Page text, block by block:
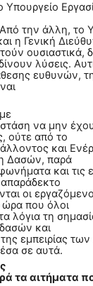
Υπουργείο
την άλλη, το
η Γενική
ουσιαστικά,
λύσεις.
ευθυνών,
να μην
ούτε από το
και
Δασών, παρά
και τις
απαράδεκτο
οι
ώρα που όλοι
λόγια τη
και
της εμπειρίας
σε αυτά.
τα αιτήματα